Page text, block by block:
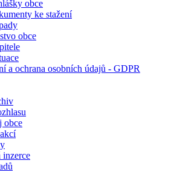
obce
ke stažení
obce
a ochrana osobních údajů - GDPR
obce
inzerce